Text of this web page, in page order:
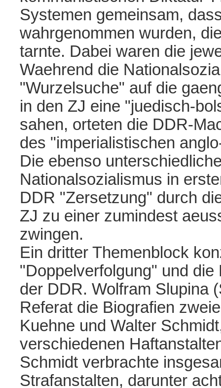
Systemen gemeinsam,
wahrgenommen wurden,
tarnte. Dabei waren die
Waehrend die
"Wurzelsuche" auf die
in den ZJ eine "juedisch-
sahen, orteten die DDR-
des "imperialistischen
Die ebenso
Nationalsozialismus in
DDR "Zersetzung" durch
ZJ zu einer zumindest
zwingen.
Ein dritter Themenblock
"Doppelverfolgung" und
der DDR. Wolfram Slupina
Referat die Biografien
Kuehne und Walter
verschiedenen
Schmidt verbrachte
Strafanstalten, darunter